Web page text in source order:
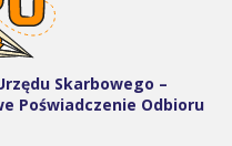
Skarbowego –
Poświadczenie Odbioru